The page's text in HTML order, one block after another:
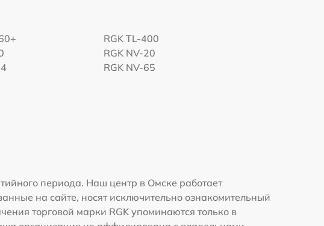
RGK TL-400
RGK NV-20
RGK NV-65
периода. Наш центр в Омске работает
на сайте, носят исключительно ознакомительный
торговой марки RGK упоминаются только в